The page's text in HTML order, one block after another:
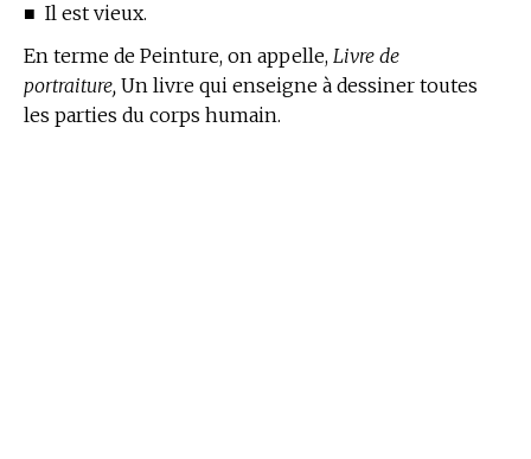
■ Il est vieux.
En terme de Peinture, on appelle, Livre de
portraiture, Un livre qui enseigne à dessiner toutes
les parties du corps humain.